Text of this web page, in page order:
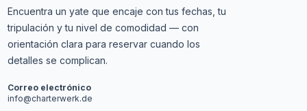
Encuentra un yate que encaje con tus fechas, tu
tripulación y tu nivel de comodidad — con
orientación clara para reservar cuando los
detalles se complican.
Correo electrónico
info@charterwerk.de